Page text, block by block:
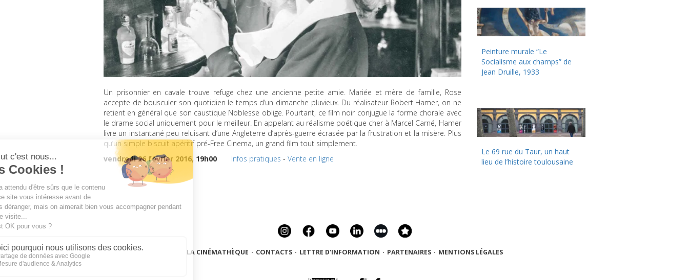
Un prisonnier en cavale trouve refuge chez une ancienne petite amie. Mariée et mère de famille, Rose
accepte de bousculer son quotidien le temps d’un dimanche pluvieux. Du réalisateur Robert Hamer, on ne
retient en général que son caustique Noblesse oblige. Pourtant, ce film noir conjugue la forme chorale avec
le drame social uniquement pour le meilleur. En appelant au réalisme poétique cher à Marcel Carné, Hamer
livre un instantané peu reluisant d’une Angleterre d’après-guerre écrasée par la frustration et la misère. Plus
qu’un simple biscuit apéritif pré-Free Cinema, un grand film tout simplement.
vendredi 26 février 2016, 19h00
Infos pratiques - Vente en ligne
Peinture murale “Le
Socialisme aux champs” de
Jean Druille, 1933
Le 69 rue du Taur, un haut
lieu de l’histoire toulousaine
LA CINÉMATHÈQUE · CONTACTS · LETTRE D'INFORMATION · PARTENAIRES · MENTIONS LÉGALES